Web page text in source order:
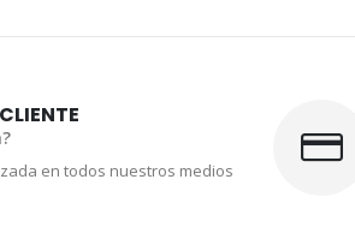
en todos nuestros medios